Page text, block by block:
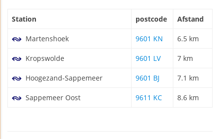
Station postcode Afstand
Martenshoek 9601 KN 6.5 km
Kropswolde 9601 LV 7 km
Hoogezand-Sappemeer 9601 BJ 7.1 km
Sappemeer Oost 9611 KC 8.6 km